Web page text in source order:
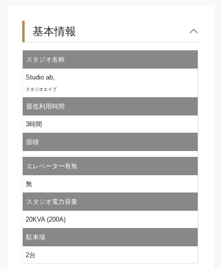
基本情報
スタジオ名称
Studio ab,
スタジオエイブ
最低利用時間
3時間
面積
エレベーター有無
無
スタジオ電力容量
20KVA (200A)
駐車場
2台